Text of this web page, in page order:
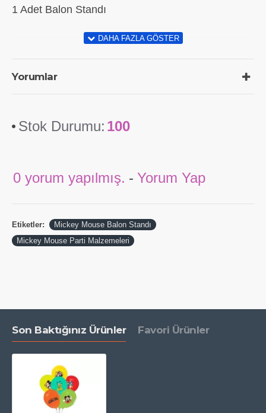
1 Adet Balon Standı
Yorumlar
Stok Durumu: 100
0 yorum yapılmış. - Yorum Yap
Etiketler:
Mickey Mouse Balon Standı
Mickey Mouse Parti Malzemeleri
Son Baktığınız Ürünler Favori Ürünler